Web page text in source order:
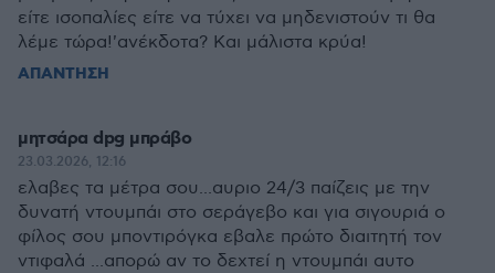
είτε ισοπαλίες είτε να τύχει να μηδενιστούν τι θα
λέμε τώρα!'ανέκδοτα? Και μάλιστα κρύα!
ΑΠΑΝΤΗΣΗ
μητσάρα dpg μπράβο
23.03.2026, 12:16
ελαβες τα μέτρα σου...αυριο 24/3 παίζεις με την
δυνατή ντουμπάι στο σεράγεβο και για σιγουριά ο
φίλος σου μποντιρόγκα εβαλε πρώτο διαιτητή τον
ντιφαλά ...απορώ αν το δεχτεί η ντουμπάι αυτο